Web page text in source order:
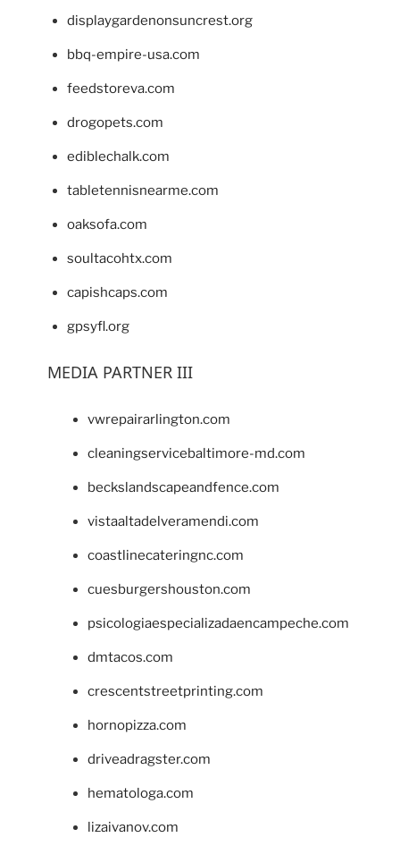
displaygardenonsuncrest.org
bbq-empire-usa.com
feedstoreva.com
drogopets.com
ediblechalk.com
tabletennisnearme.com
oaksofa.com
soultacohtx.com
capishcaps.com
gpsyfl.org
MEDIA PARTNER III
vwrepairarlington.com
cleaningservicebaltimore-md.com
beckslandscapeandfence.com
vistaaltadelveramendi.com
coastlinecateringnc.com
cuesburgershouston.com
psicologiaespecializadaencampeche.com
dmtacos.com
crescentstreetprinting.com
hornopizza.com
driveadragster.com
hematologa.com
lizaivanov.com